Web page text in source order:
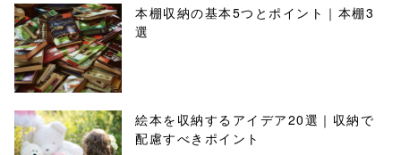
本棚収納の基本5つとポイント｜本棚3
選
絵本を収納するアイデア20選｜収納で
配慮すべきポイント